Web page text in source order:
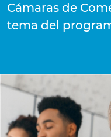
Cámaras de
tema del